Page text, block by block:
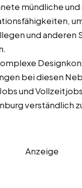
mündliche
und anderen
bei diesen
und
verständlich
Anzeige